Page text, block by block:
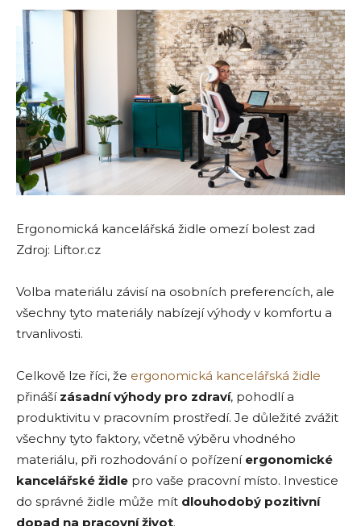
Ergonomická kancelářská židle omezí bolest zad
Zdroj: Liftor.cz
Volba materiálu závisí na osobních preferencích, ale
všechny tyto materiály nabízejí výhody v komfortu a
trvanlivosti.
Celkově lze říci, že ergonomická kancelářská židle
přináší zásadní výhody pro zdraví, pohodlí a
produktivitu v pracovním prostředí. Je důležité zvážit
všechny tyto faktory, včetně výběru vhodného
materiálu, při rozhodování o pořízení ergonomické
kancelářské židle pro vaše pracovní místo. Investice
do správné židle může mít dlouhodobý pozitivní
dopad na pracovní život.